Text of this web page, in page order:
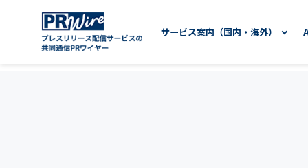
サービス案内（国内・海外）